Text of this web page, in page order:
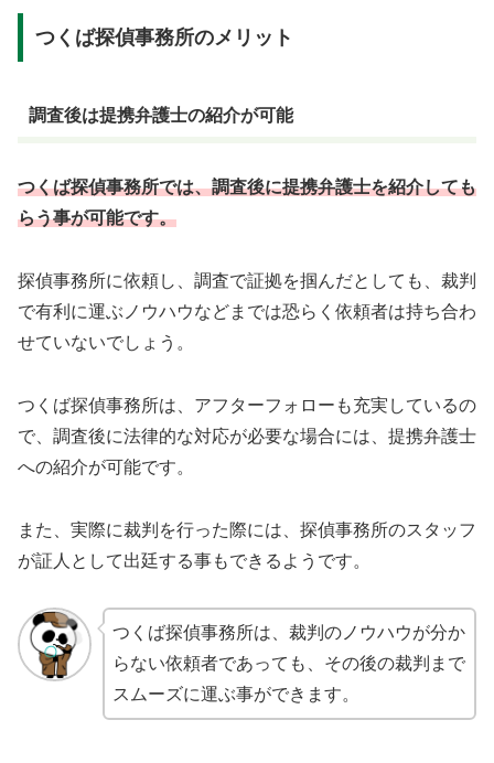
つくば探偵事務所のメリット
調査後は提携弁護士の紹介が可能
つくば探偵事務所では、調査後に提携弁護士を紹介しても
らう事が可能です。
探偵事務所に依頼し、調査で証拠を掴んだとしても、裁判
で有利に運ぶノウハウなどまでは恐らく依頼者は持ち合わ
せていないでしょう。
つくば探偵事務所は、アフターフォローも充実しているの
で、調査後に法律的な対応が必要な場合には、提携弁護士
への紹介が可能です。
また、実際に裁判を行った際には、探偵事務所のスタッフ
が証人として出廷する事もできるようです。
つくば探偵事務所は、裁判のノウハウが分か
らない依頼者であっても、その後の裁判まで
スムーズに運ぶ事ができます。